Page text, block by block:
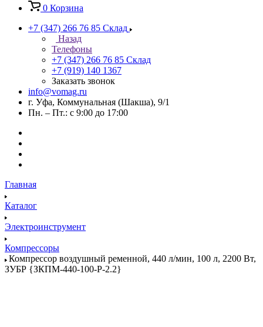
0 Корзина
+7 (347) 266 76 85 Склад
Назад
Телефоны
+7 (347) 266 76 85 Склад
+7 (919) 140 1367
Заказать звонок
info@vomag.ru
г. Уфа, Коммунальная (Шакша), 9/1
Пн. – Пт.: с 9:00 до 17:00
Главная
Каталог
Электроинструмент
Компрессоры
Компрессор воздушный ременной, 440 л/мин, 100 л, 2200 Вт,
ЗУБР {ЗКПМ-440-100-Р-2.2}